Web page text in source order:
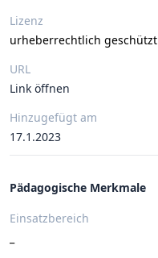
Lizenz
urheberrechtlich geschützt
URL
Link öffnen
Hinzugefügt am
17.1.2023
Pädagogische Merkmale
Einsatzbereich